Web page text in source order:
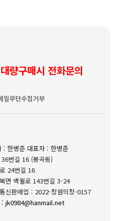
량구매시 전화문의
일무단수집거부
: 한병준 대표자 : 한병준
번길 16 (봉곡동)
24번길 16
면 백월로 143번길 3-24
통신판매업 : 2022-창원의창-0157
: jk0984@hanmail.net